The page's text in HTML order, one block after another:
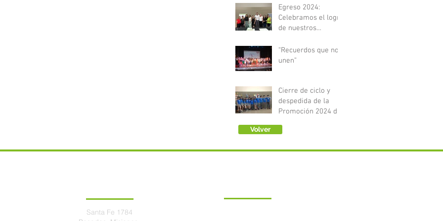
Egreso 2024:
Celebramos el logro
de nuestros
y Óptica
“Recuerdos que nos
unen”
Cierre de ciclo y
despedida de la
Promoción 2024 del
Volver
Santa Fe 1784